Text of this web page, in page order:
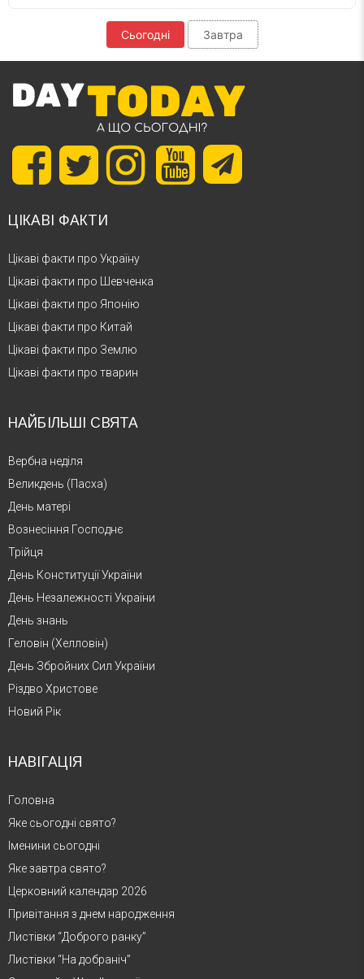
Сьогодні Завтра
ЦІКАВІ ФАКТИ
Цікаві факти про Україну
Цікаві факти про Шевченка
Цікаві факти про Японію
Цікаві факти про Китай
Цікаві факти про Землю
Цікаві факти про тварин
НАЙБІЛЬШІ СВЯТА
Вербна неділя
Великдень (Пасха)
День матері
Вознесіння Господнє
Трійця
День Конституції України
День Незалежності України
День знань
Геловін (Хелловін)
День Збройних Сил України
Різдво Христове
Новий Рік
НАВІГАЦІЯ
Головна
Яке сьогодні свято?
Іменини сьогодні
Яке завтра свято?
Церковний календар 2026
Привітання з днем народження
Листівки “Доброго ранку”
Листівки “На добраніч”